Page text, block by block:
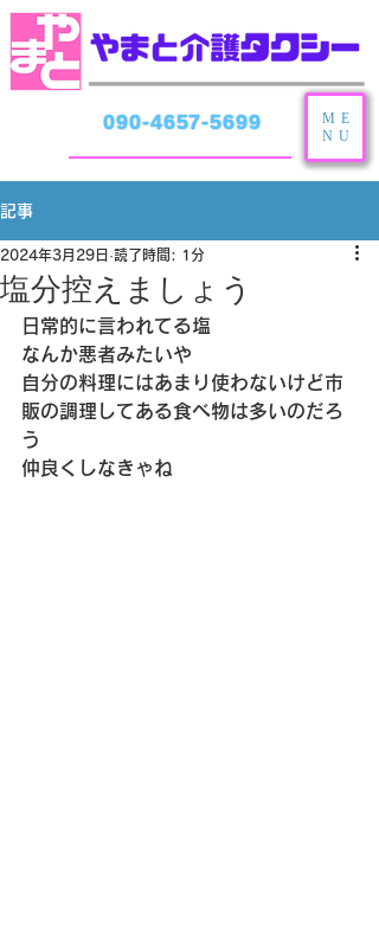
090-4657-5699
ME
NU
記事
塩分控えましょう
2024年3月29日 読了時間: 1分
日常的に言われてる塩
なんか悪者みたいや
自分の料理にはあまり使わないけど市
販の調理してある食べ物は多いのだろ
う
仲良くしなきゃね